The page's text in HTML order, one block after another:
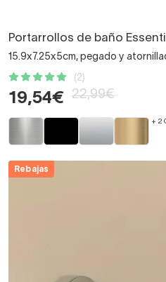
Portarrollos de baño
15.9x7.25x5cm, pegado y
(2)
19,54€ 22,99€
+ 2
Rebajas